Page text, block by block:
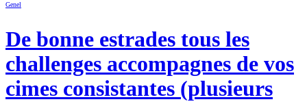
Genel
De bonne estrades tous les
challenges accompagnes de vos
cimes consistantes (plusieurs